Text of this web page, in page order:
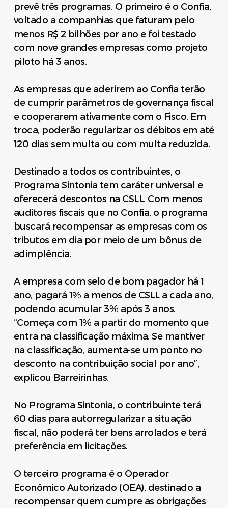
prevê três programas. O primeiro é o Confia,
voltado a companhias que faturam pelo
menos R$ 2 bilhões por ano e foi testado
com nove grandes empresas como projeto
piloto há 3 anos.
As empresas que aderirem ao Confia terão
de cumprir parâmetros de governança fiscal
e cooperarem ativamente com o Fisco. Em
troca, poderão regularizar os débitos em até
120 dias sem multa ou com multa reduzida.
Destinado a todos os contribuintes, o
Programa Sintonia tem caráter universal e
oferecerá descontos na CSLL. Com menos
auditores fiscais que no Confia, o programa
buscará recompensar as empresas com os
tributos em dia por meio de um bônus de
adimplência.
A empresa com selo de bom pagador há 1
ano, pagará 1% a menos de CSLL a cada ano,
podendo acumular 3% após 3 anos.
“Começa com 1% a partir do momento que
entra na classificação máxima. Se mantiver
na classificação, aumenta-se um ponto no
desconto na contribuição social por ano”,
explicou Barreirinhas.
No Programa Sintonia, o contribuinte terá
60 dias para autorregularizar a situação
fiscal, não poderá ter bens arrolados e terá
preferência em licitações.
O terceiro programa é o Operador
Econômico Autorizado (OEA), destinado a
recompensar quem cumpre as obrigações